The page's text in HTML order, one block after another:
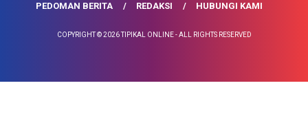
PEDOMAN BERITA REDAKSI HUBUNGI KAMI
COPYRIGHT © 2026 TIPIKAL ONLINE - ALL RIGHTS RESERVED